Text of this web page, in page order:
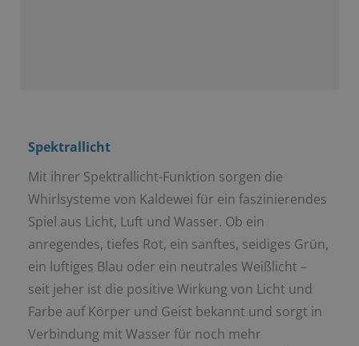
Spektrallicht
Mit ihrer Spektrallicht-Funktion sorgen die
Whirlsysteme von Kaldewei für ein faszinierendes
Spiel aus Licht, Luft und Wasser. Ob ein
anregendes, tiefes Rot, ein sanftes, seidiges Grün,
ein luftiges Blau oder ein neutrales Weißlicht –
seit jeher ist die positive Wirkung von Licht und
Farbe auf Körper und Geist bekannt und sorgt in
Verbindung mit Wasser für noch mehr